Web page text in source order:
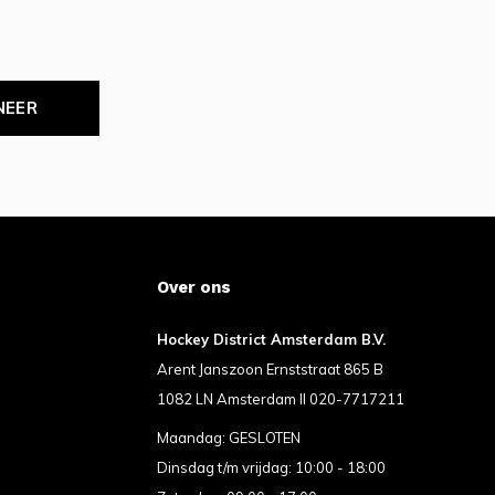
Over ons
Hockey District Amsterdam B.V.
Arent Janszoon Ernststraat 865 B
1082 LN Amsterdam II 020-7717211
Maandag: GESLOTEN
Dinsdag t/m vrijdag: 10:00 - 18:00